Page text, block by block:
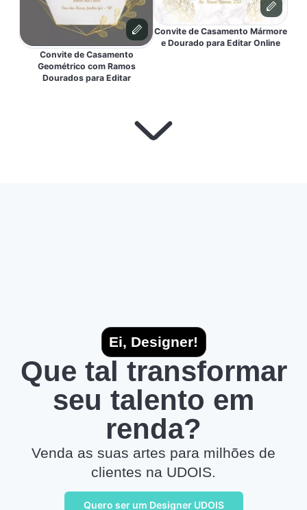
Convite de Casamento
Geométrico com Ramos
Dourados para Editar
Convite de Casamento Mármore
e Dourado para Editar Online
Ei, Designer!
Que tal transformar
seu talento em
renda?
Venda as suas artes para milhões de
clientes na UDOIS.
Quero ser um Designer UDOIS